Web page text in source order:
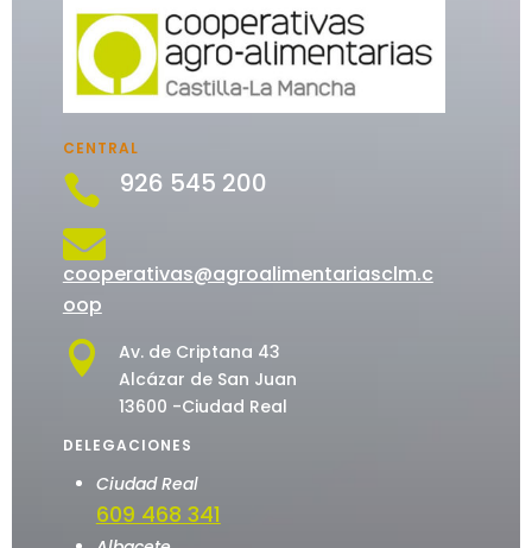
CENTRAL
 926 545 200

cooperativas@agroalimentariasclm.c
oop

Av. de Criptana 43
Alcázar de San Juan
13600 -Ciudad Real
DELEGACIONES
Ciudad Real
609 468 341